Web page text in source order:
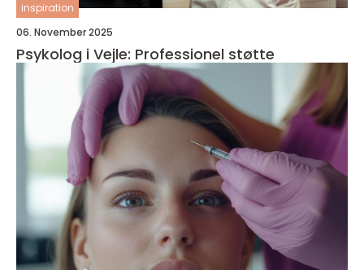
inspiration
06. November 2025
Psykolog i Vejle: Professionel støtte